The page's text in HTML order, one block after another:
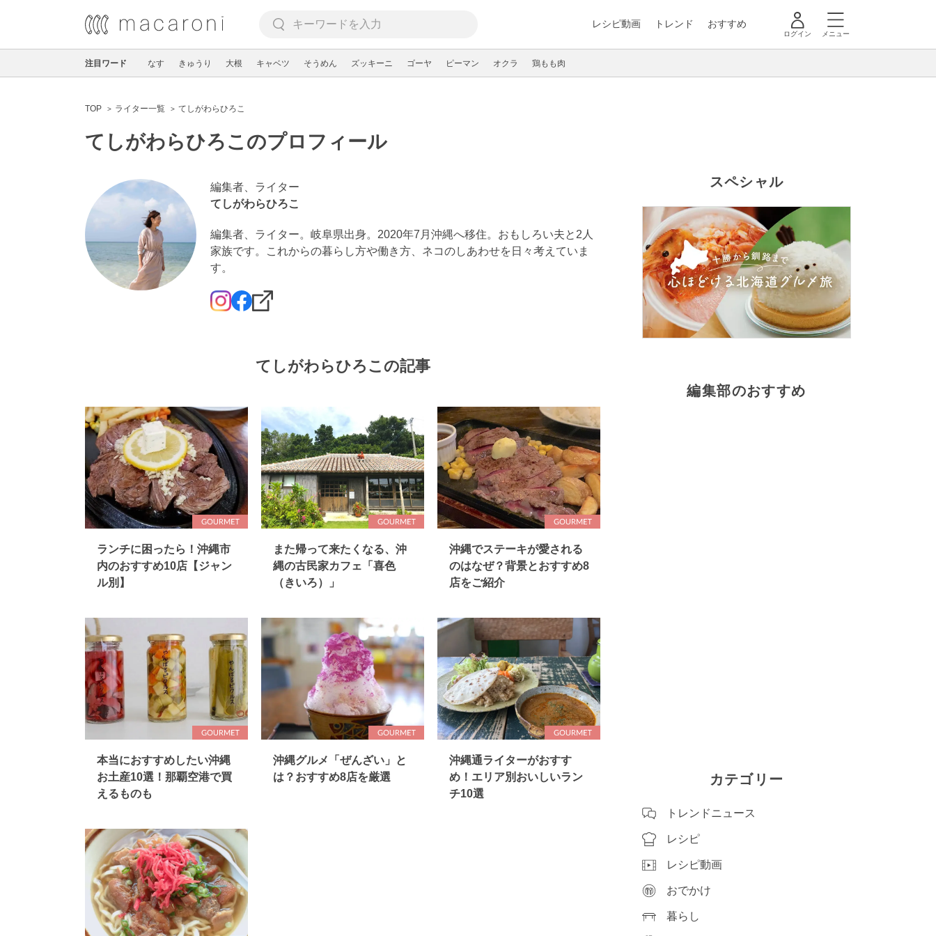
レシピ動画 トレンド おすすめ
ログイン メニュー
注目ワード なす きゅうり 大根 キャベツ そうめん ズッキーニ ゴーヤ ピーマン オクラ 鶏もも肉
TOP ライター一覧 てしがわらひろこ
てしがわらひろこのプロフィール
編集者、ライター
てしがわらひろこ
編集者、ライター。岐阜県出身。2020年7月沖縄へ移住。おもしろい夫と2人
家族です。これからの暮らし方や働き方、ネコのしあわせを日々考えていま
す。
てしがわらひろこの記事
ランチに困ったら！沖縄市
内のおすすめ10店【ジャン
ル別】
また帰って来たくなる、沖
縄の古民家カフェ「喜色
（きいろ）」
沖縄でステーキが愛される
のはなぜ？背景とおすすめ8
店をご紹介
本当におすすめしたい沖縄
お土産10選！那覇空港で買
えるものも
沖縄グルメ「ぜんざい」と
は？おすすめ8店を厳選
沖縄通ライターがおすす
め！エリア別おいしいラン
チ10選
スペシャル
編集部のおすすめ
カテゴリー
トレンドニュース
レシピ
レシピ動画
おでかけ
暮らし